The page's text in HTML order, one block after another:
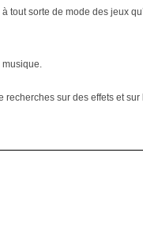
tout sorte de mode des jeux
musique.
recherches sur des effets et sur